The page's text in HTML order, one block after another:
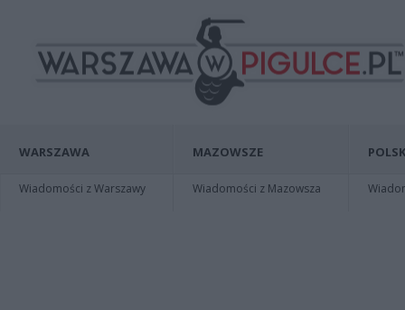
WARSZAWA
Wiadomości z Warszawy
MAZOWSZE
Wiadomości z Mazowsza